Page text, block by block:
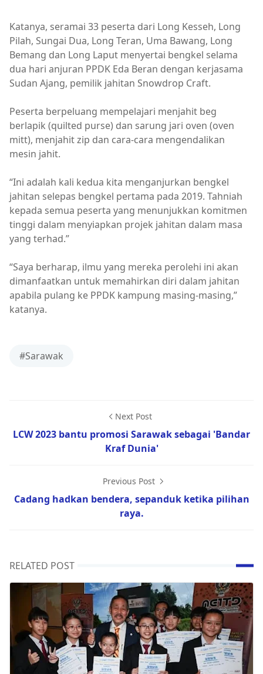
Katanya, seramai 33 peserta dari Long Kesseh, Long
Pilah, Sungai Dua, Long Teran, Uma Bawang, Long
Bemang dan Long Laput menyertai bengkel selama
dua hari anjuran PPDK Eda Beran dengan kerjasama
Sudan Ajang, pemilik jahitan Snowdrop Craft.
Peserta berpeluang mempelajari menjahit beg
berlapik (quilted purse) dan sarung jari oven (oven
mitt), menjahit zip dan cara-cara mengendalikan
mesin jahit.
“Ini adalah kali kedua kita menganjurkan bengkel
jahitan selepas bengkel pertama pada 2019. Tahniah
kepada semua peserta yang menunjukkan komitmen
tinggi dalam menyiapkan projek jahitan dalam masa
yang terhad.”
“Saya berharap, ilmu yang mereka perolehi ini akan
dimanfaatkan untuk memahirkan diri dalam jahitan
apabila pulang ke PPDK kampung masing-masing,”
katanya.
#Sarawak
Next Post
LCW 2023 bantu promosi Sarawak sebagai 'Bandar
Kraf Dunia'
Previous Post
Cadang hadkan bendera, sepanduk ketika pilihan
raya.
RELATED POST